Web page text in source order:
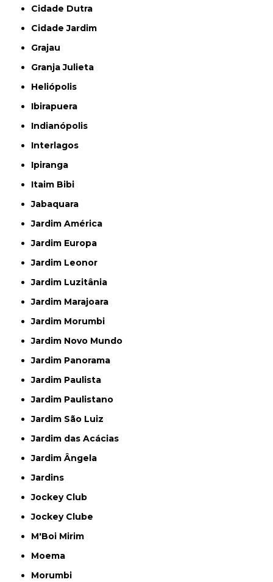
Cidade Dutra
Cidade Jardim
Grajau
Granja Julieta
Heliópolis
Ibirapuera
Indianópolis
Interlagos
Ipiranga
Itaim Bibi
Jabaquara
Jardim América
Jardim Europa
Jardim Leonor
Jardim Luzitânia
Jardim Marajoara
Jardim Morumbi
Jardim Novo Mundo
Jardim Panorama
Jardim Paulista
Jardim Paulistano
Jardim São Luiz
Jardim das Acácias
Jardim Ângela
Jardins
Jockey Club
Jockey Clube
M'Boi Mirim
Moema
Morumbi